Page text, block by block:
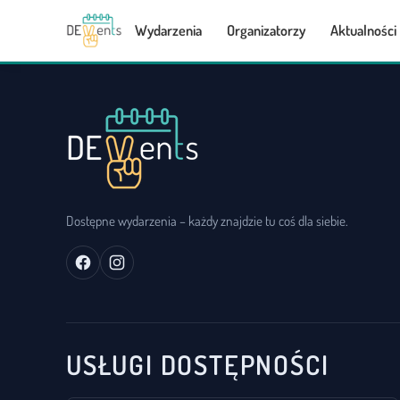
Wydarzenia Organizatorzy Aktualności
Dostępne wydarzenia – każdy znajdzie tu coś dla siebie.
USŁUGI DOSTĘPNOŚCI